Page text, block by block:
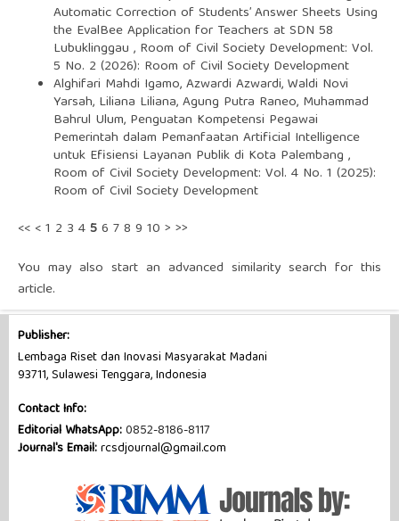
Automatic Correction of Students’ Answer Sheets Using
the EvalBee Application for Teachers at SDN 58
Lubuklinggau , Room of Civil Society Development: Vol.
5 No. 2 (2026): Room of Civil Society Development
Alghifari Mahdi Igamo, Azwardi Azwardi, Waldi Novi
Yarsah, Liliana Liliana, Agung Putra Raneo, Muhammad
Bahrul Ulum, Penguatan Kompetensi Pegawai
Pemerintah dalam Pemanfaatan Artificial Intelligence
untuk Efisiensi Layanan Publik di Kota Palembang ,
Room of Civil Society Development: Vol. 4 No. 1 (2025):
Room of Civil Society Development
<< <1 2 3 456 78 9 10 > >>
You may also start an advanced similarity search for this
article.
Publisher:
Lembaga Riset dan Inovasi Masyarakat Madani
93711, Sulawesi Tenggara, Indonesia
Contact Info:
Editorial WhatsApp:0852-8186-8117
Journal's Email:rcsdjournal@gmail.com